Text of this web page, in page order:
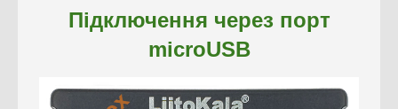
Підключення через порт
microUSB